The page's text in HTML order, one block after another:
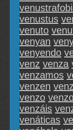
venustus
venuto
venyan
venyendo
venz venza
venzamos
venzen
venzo
venzáis
venáticas